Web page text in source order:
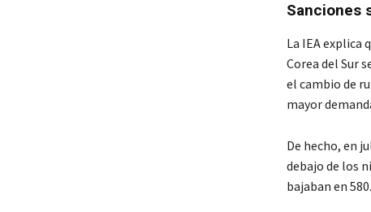
Sanciones
La IEA explica
Corea del Sur
el cambio de
mayor
De hecho, en
debajo de los
bajaban en